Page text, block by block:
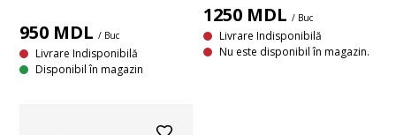
950 MDL / Buc
Livrare Indisponibilă
Disponibil în magazin
1250 MDL / Buc
Livrare Indisponibilă
Nu este disponibil în magazin.